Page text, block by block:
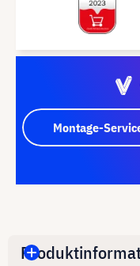
Montage-